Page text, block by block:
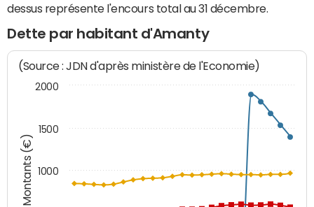
dessus représente l'encours total au 31 décembre.
Dette par habitant d'Amanty
Montants (€)
(Source : JDN d'après ministère de l'Economie)
1000
1500
2000